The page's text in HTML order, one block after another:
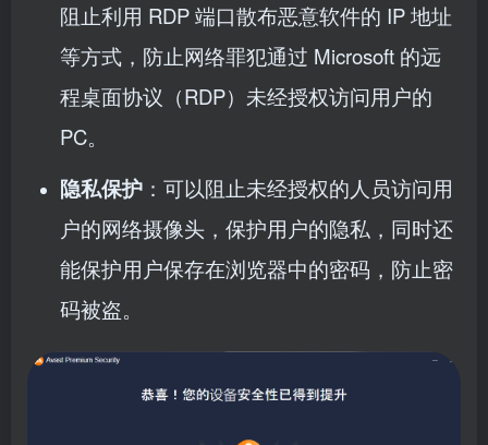
阻止利用 RDP 端口散布恶意软件的 IP 地址
等方式，防止网络罪犯通过 Microsoft 的远
程桌面协议（RDP）未经授权访问用户的
PC。
隐私保护 ：可以阻止未经授权的人员访问用
户的网络摄像头，保护用户的隐私，同时还
能保护用户保存在浏览器中的密码，防止密
码被盗。